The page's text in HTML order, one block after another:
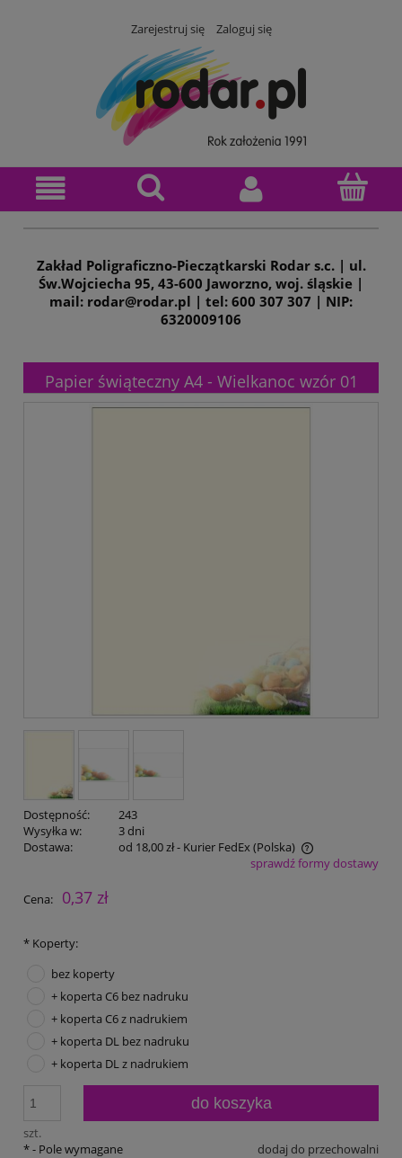
Zarejestruj się Zaloguj się
Zakład Poligraficzno-Pieczątkarski Rodar s.c. | ul.
Św.Wojciecha 95, 43-600 Jaworzno, woj. śląskie |
mail: rodar@rodar.pl | tel: 600 307 307 | NIP:
6320009106
Papier świąteczny A4 - Wielkanoc wzór 01
Dostępność:
243
Wysyłka w:
3 dni
Dostawa:
od 18,00 zł- Kurier FedEx(Polska)
Cena nie zawiera ewentualnych kosztów płatnościsprawdź formy dostawy
Cena: 0,37 zł
* Koperty:
bez koperty
+ koperta C6 bez nadruku
+ koperta C6 z nadrukiem
+ koperta DL bez nadruku
+ koperta DL z nadrukiem
szt.
do koszyka
dodaj do przechowalni
*- Pole wymagane